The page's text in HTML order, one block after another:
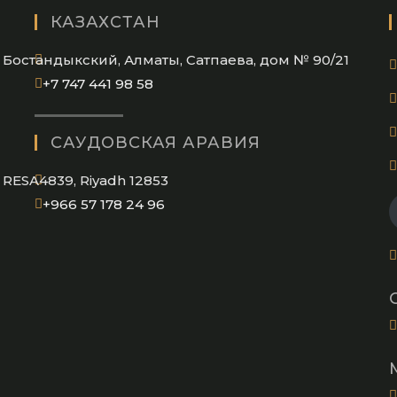
КАЗАХСТАН
Бостандыкский, Алматы, Сатпаева, дом № 90/21
+7 747 441 98 58Opens
application
САУДОВСКАЯ АРАВИЯ
RESA4839, Riyadh 12853
+966 57 178 24 96Opens
a
a
a